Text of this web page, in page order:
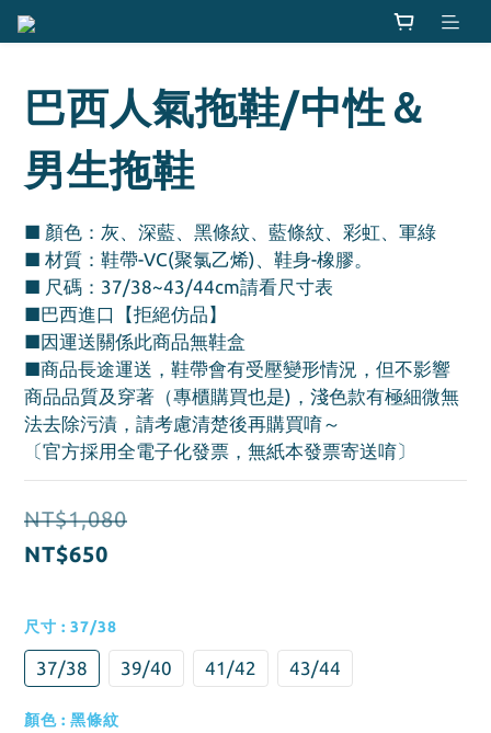
巴西人氣拖鞋/中性＆
男生拖鞋
■ 顏色：灰、深藍、黑條紋、藍條紋、彩虹、軍綠
■ 材質：鞋帶-VC(聚氯乙烯)、鞋身-橡膠。
■ 尺碼：37/38~43/44cm請看尺寸表
■巴西進口【拒絕仿品】
■因運送關係此商品無鞋盒
■商品長途運送，鞋帶會有受壓變形情況，但不影響
商品品質及穿著（專櫃購買也是)，淺色款有極細微無
法去除污漬，請考慮清楚後再購買唷～
〔官方採用全電子化發票，無紙本發票寄送唷〕
NT$1,080
NT$650
尺寸 : 37/38
37/38 39/40 41/42 43/44
顏色 : 黑條紋